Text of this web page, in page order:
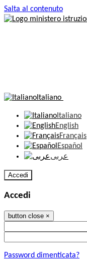
Salta al contenuto
Italiano
Italiano
English
Français
Español
عربى
Accedi
Accedi
button close ×
Password dimenticata?